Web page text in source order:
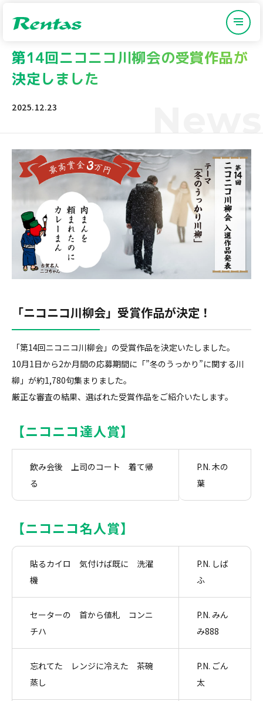
第14回ニコニコ川柳会の受賞作品が
決定しました
2025.12.23 News
「ニコニコ川柳会」受賞作品が決定！
「第14回ニコニコ川柳会」の受賞作品を決定いたしました。
10月1日から2か月間の応募期間に「”冬のうっかり”に関する川
柳」が約1,780句集まりました。
厳正な審査の結果、選ばれた受賞作品をご紹介いたします。
【ニコニコ達人賞】
飲み会後 上司のコート 着て帰
る
P.N. 木の
葉
【ニコニコ名人賞】
貼るカイロ 気付けば既に 洗濯
機
P.N. しば
ふ
セーターの 首から値札 コンニ
チハ
P.N. みん
み888
忘れてた レンジに冷えた 茶碗
蒸し
P.N. ごん
太